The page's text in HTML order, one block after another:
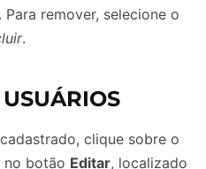
Para remover, selecione o
.
clique sobre o
no botão Editar, localizado